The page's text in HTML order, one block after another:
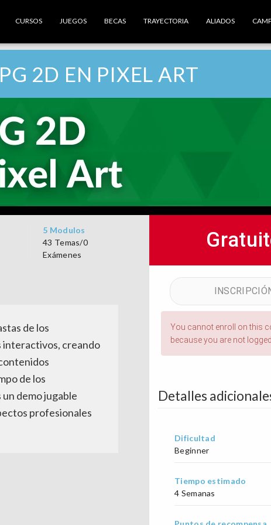
CURSOS JUEGOS BECAS TRAYECTORIA ALIADOS
2D EN PIXEL ART
5 Modulos
43 Temas/0
Exámenes
de los
interactivos, creando
de los
demo jugable
profesionales
You cannot enroll on this
because you are not logged
Detalles
Dificultad
Beginner
Tiempo estimado
4 Semanas